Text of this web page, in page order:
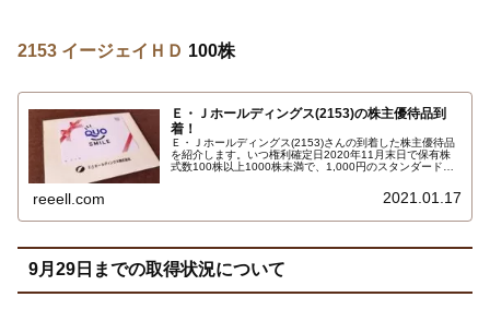
2153 イージェイＨＤ 100株
Ｅ・Ｊホールディングス(2153)の株主優待品到
着！
Ｅ・Ｊホールディングス(2153)さんの到着した株主優待品
を紹介します。いつ権利確定日2020年11月末日で保有株
式数100株以上1000株未満で、1,000円のスタンダードカ
す。 ギフト柄のＱＵＯカードですね。詳しくはこちら…
reeell.com 2021.01.17
9月29日までの取得状況について